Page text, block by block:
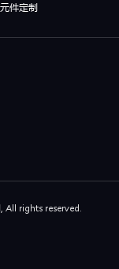
件定制
All rights reserved.